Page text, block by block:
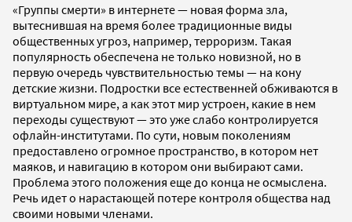
«Группы смерти» в интернете — новая форма зла,
вытеснившая на время более традиционные виды
общественных угроз, например, терроризм. Такая
популярность обеспечена не только новизной, но в
первую очередь чувствительностью темы — на кону
детские жизни. Подростки все естественней обживаются в
виртуальном мире, а как этот мир устроен, какие в нем
переходы существуют — это уже слабо контролируется
офлайн-институтами. По сути, новым поколениям
предоставлено огромное пространство, в котором нет
маяков, и навигацию в котором они выбирают сами.
Проблема этого положения еще до конца не осмыслена.
Речь идет о нарастающей потере контроля общества над
своими новыми членами.